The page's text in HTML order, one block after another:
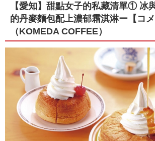
【愛知】甜點女子的私藏清單① 冰
的丹麥麵包配上濃郁霜淇淋ー【コメ
（KOMEDA COFFEE）